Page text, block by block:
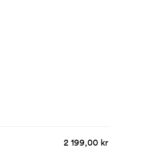
2 199,00 kr